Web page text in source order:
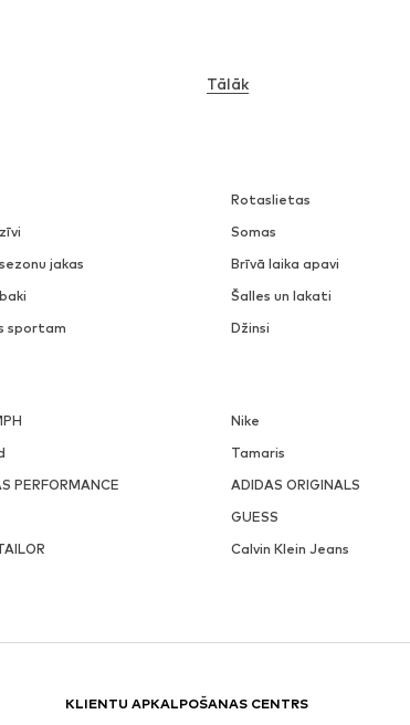
Rotaslietas
Somas
jakas Brīvā laika apavi
Šalles un lakati
sportam Džinsi
Nike
Tamaris
PERFORMANCE ADIDAS ORIGINALS
GUESS
Calvin Klein Jeans
KLIENTU APKALPOŠANAS CENTRS
Tālāk